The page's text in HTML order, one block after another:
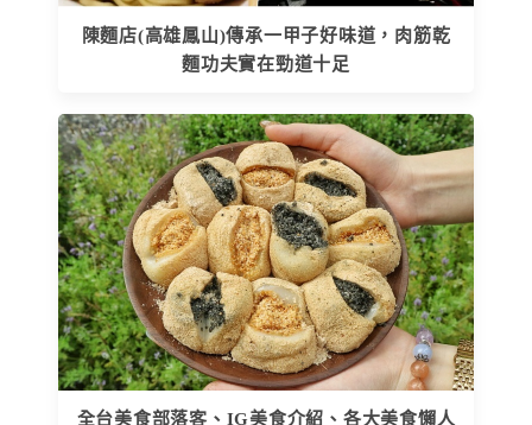
陳麵店(高雄鳳山)傳承一甲子好味道，肉筋乾
麵功夫實在勁道十足
全台美食部落客、IG美食介紹、各大美食懶人